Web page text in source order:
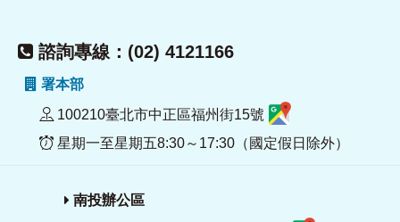
諮詢專線：(02) 4121166
署本部
100210臺北市中正區福州街15號
星期一至星期五8:30～17:30（國定假日除外）
南投辦公區